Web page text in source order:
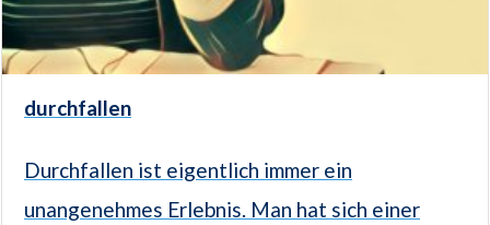
durchfallen
Durchfallen ist eigentlich immer ein
unangenehmes Erlebnis. Man hat sich einer